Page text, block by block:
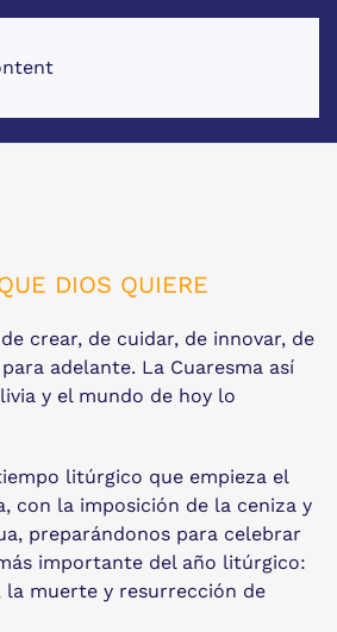
DIOS QUIERE
crear, de cuidar, de innovar, de
adelante. La Cuaresma así
y el mundo de hoy lo
litúrgico que empieza el
con la imposición de la ceniza y
preparándonos para celebrar
importante del año litúrgico:
la muerte y resurrección de